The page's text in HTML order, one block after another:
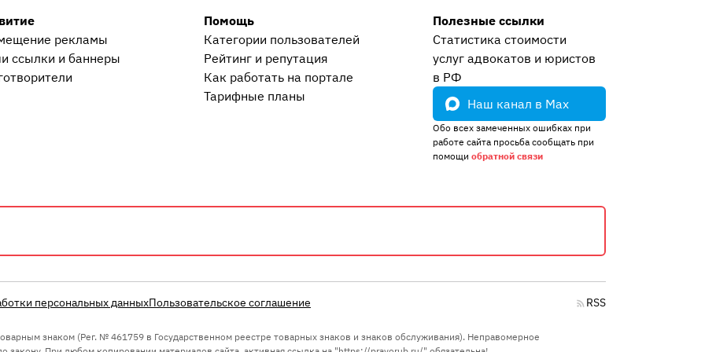
рекламы
ссылки и баннеры
Помощь
Категории пользователей
Рейтинг и репутация
Как работать на портале
Тарифные планы
Полезные ссылки
Статистика стоимости
услуг адвокатов и юристов
в РФ
Наш канал в Max
Обо всех замеченных ошибках при
работе сайта просьба сообщать при
помощи обратной связи
персональных данныхПользовательское соглашение RSS
знаком (Рег. № 461759 в Государственном реестре товарных знаков и знаков обслуживания). Неправомерное